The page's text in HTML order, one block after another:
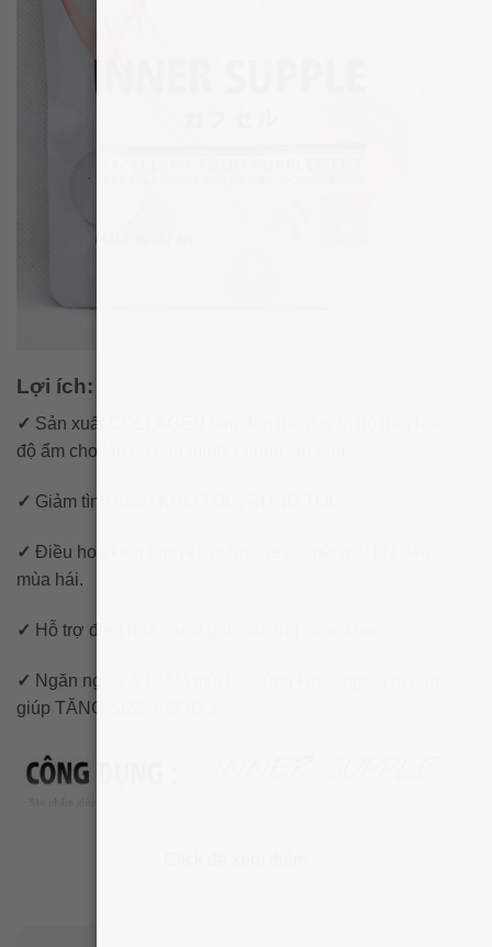
Lợi ích:
✓ Sản xuất COLLAGEN ​làm đẹp da, duy trì độ đàn hồi,
độ ẩm cho làn da của mình, chống lão hoá.
✓ Giảm tình trạng KHÔ TÓC, RỤNG TÓC.
✓ Điều hoà kinh nguyệt, giảm stress, mệt mỏi khi đến
mùa hái.
✓ Hỗ trợ điều hoà canxi giúp xương chắc khoẻ.
✓ Ngăn ngừa & GIẢM mùi hôi vùng kín… ngoài ra còn
giúp TĂNG SIZE VÒNG 1.